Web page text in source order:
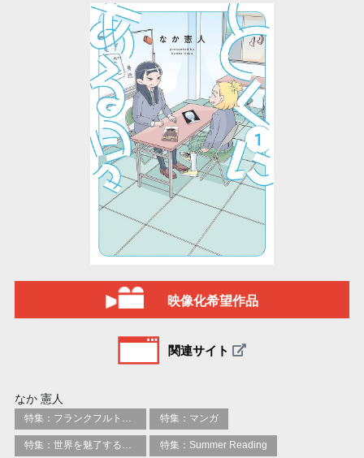
映像化希望作品
関連サイト
なか 憲人
特集：フランクフルト2025 特集：マンガ
特集：世界を魅了する日本のマンガ 特集：Summer Reading